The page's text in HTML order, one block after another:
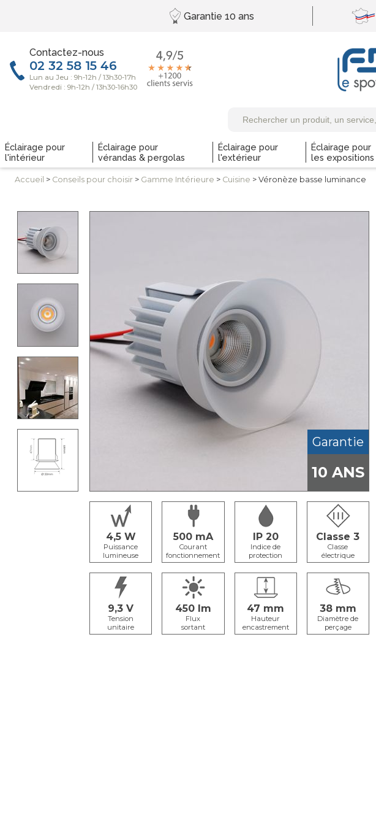
Garantie 10 ans
Contactez-nous
Éclairage pour
l'intérieur
Éclairage pour
vérandas & pergolas
Éclairage pour
l'extérieur
Éclairage pour
les expositions
Accueil > Conseils pour choisir > Gamme Intérieure > Cuisine > Véronèze basse luminance
Garantie
10 ANS
4,5
Puissance
lumineuse
500
Courant
fonctionnement
IP 20
Indice de
protection
Classe 3
Classe
électrique
9,3
Tension
unitaire
450
Flux
sortant
47
Hauteur
encastrement
38
Diamètre de
perçage